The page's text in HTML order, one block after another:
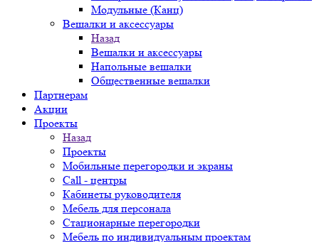
Модульные (Канц)
Вешалки и аксессуары
Назад
Вешалки и аксессуары
Напольные вешалки
Общественные вешалки
Партнерам
Акции
Проекты
Назад
Проекты
Мобильные перегородки и экраны
Call - центры
Кабинеты руководителя
Мебель для персонала
Стационарные перегородки
Мебель по индивидуальным проектам